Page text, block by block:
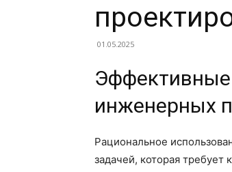
01.05.2025
инженерных
Рациональное
задачей, которая